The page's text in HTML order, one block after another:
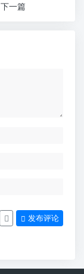
下一篇
发布评论